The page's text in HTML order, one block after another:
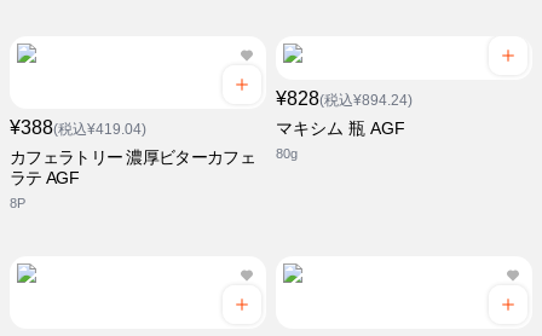
¥388(税込¥419.04)
カフェラトリー 濃厚ビターカフェ
ラテ AGF
8P
¥828(税込¥894.24)
マキシム 瓶 AGF
80g